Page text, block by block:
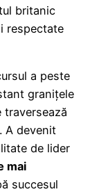
britanic
respectate
a peste
granițele
A devenit
de lider
mai
succesul